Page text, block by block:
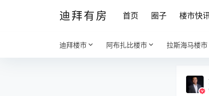
迪拜有房 首页 圈子 楼市快
迪拜楼市 阿布扎比楼市 拉斯海马楼市